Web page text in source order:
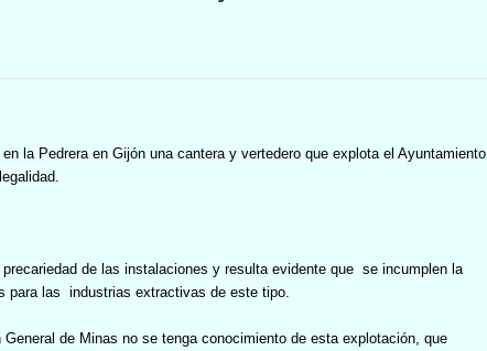
en la Pedrera en Gijón una cantera y vertedero que explota el Ayuntamiento
de las instalaciones y resulta evidente que se incumplen la
para las industrias extractivas de este tipo.
de Minas no se tenga conocimiento de esta explotación, que